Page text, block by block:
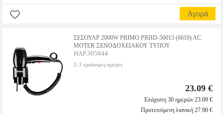
Αγορά
ΣΕΣΟΥΑΡ 2000W PRIMO PRHD-50013 (6610) AC
MOTER ΞΕΝΟΔΟΧΕΙΑΚΟΥ ΤΥΠΟΥ
HAP.305844
2-3 εργάσιμες ημέρες
23.09 €
Ελάχιστη 30 ημερών 23.09 €
Προτεινόμενη λιανική 27.90 €